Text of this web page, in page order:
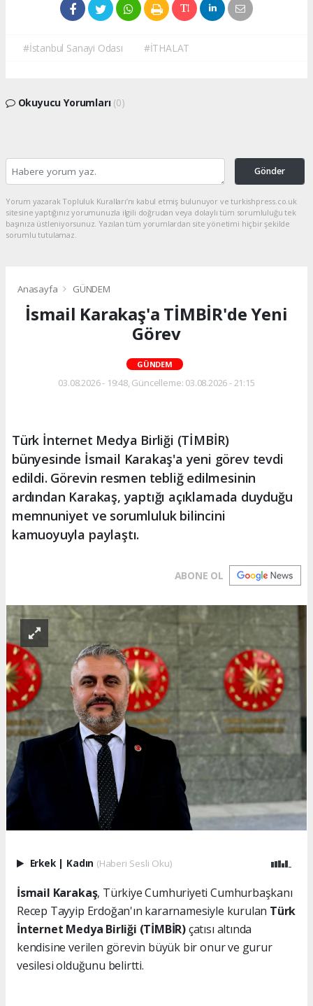
#İstanbul Sanayi Odası #İTHALAT
Okuyucu Yorumları (0)
Gönder
Yorum yazarak Topluluk Kuralları’nı kabul etmiş bulunuyor ve turkishpress.co.uk
sitesine yaptığınız yorumunuzla ilgili doğrudan veya dolaylı tüm sorumluluğu tek
başınıza üstleniyorsunuz. Yazılan tüm yorumlardan site yönetimi hiçbir şekilde
sorumlu tutulamaz.
Anasayfa GÜNDEM
İsmail Karakaş'a TİMBİR'de Yeni
Görev
GÜNDEM
03.08.2026 - 19:48, Güncelleme: 03.08.2026 - 21:15
Türk İnternet Medya Birliği (TİMBİR)
bünyesinde İsmail Karakaş'a yeni görev tevdi
edildi. Görevin resmen tebliğ edilmesinin
ardından Karakaş, yaptığı açıklamada duyduğu
memnuniyet ve sorumluluk bilincini
kamuoyuyla paylaştı.
ABONE OL
Erkek | Kadın (Haberi Sesli Oku)
İsmail Karakaş, Türkiye Cumhuriyeti Cumhurbaşkanı
Recep Tayyip Erdoğan'ın kararnamesiyle kurulan Türk
İnternet Medya Birliği (TİMBİR)çatısı altında
kendisine verilen görevin büyük bir onur ve gurur
vesilesi olduğunu belirtti.